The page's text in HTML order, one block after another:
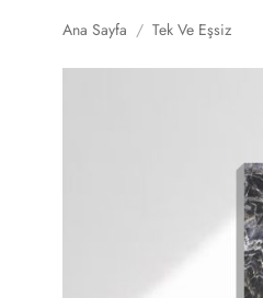
Ana Sayfa / Tek Ve Eşsiz